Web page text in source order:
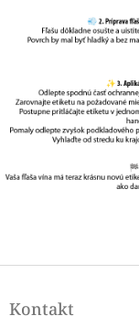
Z
Kontakt